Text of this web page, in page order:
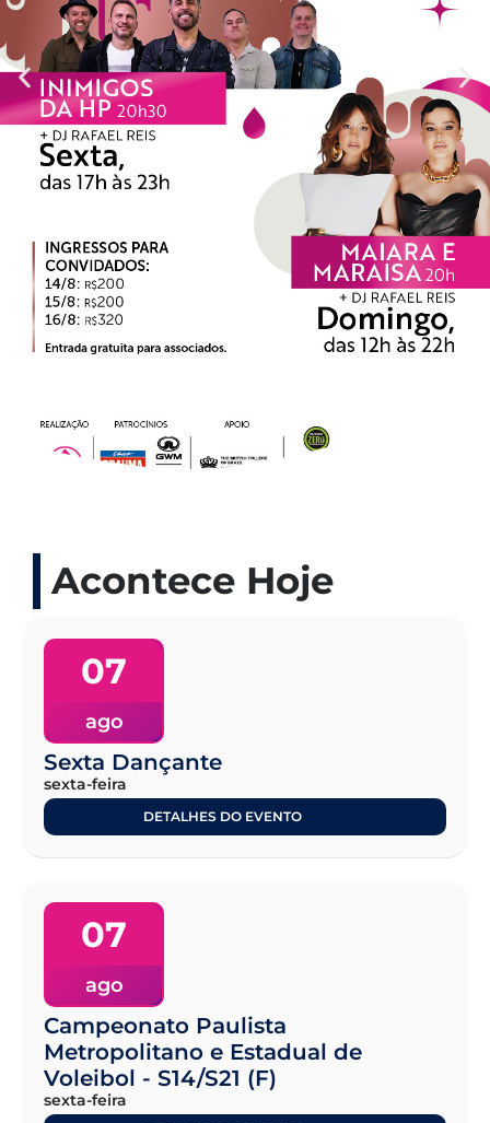
Acontece Hoje
07
ago
Sexta Dançante
sexta-feira
DETALHES DO EVENTO
07
ago
Campeonato Paulista
Metropolitano e Estadual de
Voleibol - S14/S21 (F)
sexta-feira